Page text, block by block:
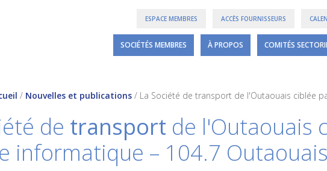
ESPACE MEMBRES ACCÈS FOURNISSEURS
SOCIÉTÉS MEMBRES À PROPOS COMITÉS
/ Nouvelles et publications / La Société de transport de l'Outaouais ciblée
de transport de l'Outaouais
informatique – 104.7 Outaouais